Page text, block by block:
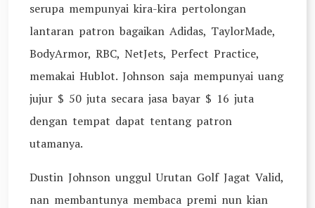
serupa mempunyai kira-kira pertolongan
lantaran patron bagaikan Adidas, TaylorMade,
BodyArmor, RBC, NetJets, Perfect Practice,
memakai Hublot. Johnson saja mempunyai uang
jujur $ 50 juta secara jasa bayar $ 16 juta
dengan tempat dapat tentang patron
utamanya.
Dustin Johnson unggul Urutan Golf Jagat Valid,
nan membantunya membaca premi nun kian